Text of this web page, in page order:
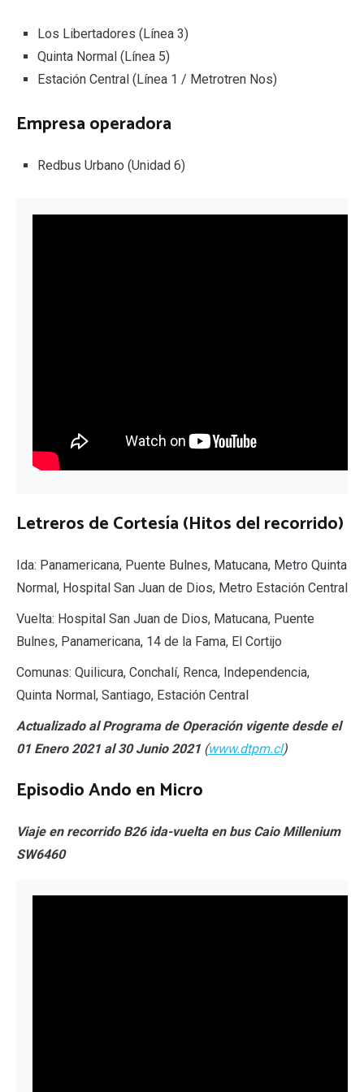
Los Libertadores (Línea 3)
Quinta Normal (Línea 5)
Estación Central (Línea 1 / Metrotren Nos)
Empresa operadora
Redbus Urbano (Unidad 6)
Letreros de Cortesía (Hitos del recorrido)
Ida: Panamericana, Puente Bulnes, Matucana, Metro Quinta
Normal, Hospital San Juan de Dios, Metro Estación Central
Vuelta: Hospital San Juan de Dios, Matucana, Puente
Bulnes, Panamericana, 14 de la Fama, El Cortijo
Comunas: Quilicura, Conchalí, Renca, Independencia,
Quinta Normal, Santiago, Estación Central
Actualizado al Programa de Operación vigente desde el
01 Enero 2021 al 30 Junio 2021 (www.dtpm.cl)
Episodio Ando en Micro
Viaje en recorrido B26 ida-vuelta en bus Caio Millenium
SW6460